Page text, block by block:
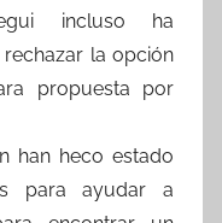
incluso ha
la opción
propuesta por
han heco estado
para ayudar a